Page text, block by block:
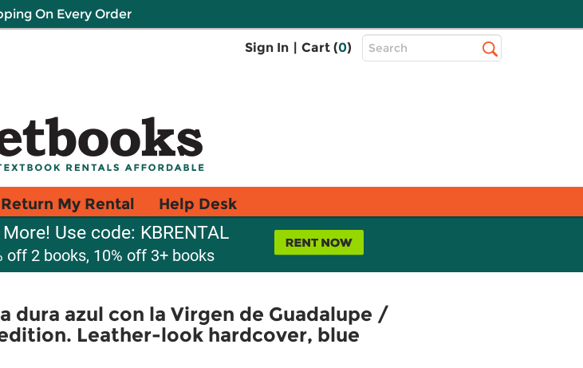
On Every Order
Sign In | Cart (0)
Top
Search
Return My Rental Help Desk
Use code: KBRENTAL
off 2 books, 10% off 3+ books
dura azul con la Virgen de Guadalupe /
Leather-look hardcover, blue